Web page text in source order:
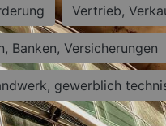
Vertrieb,
Banken, Versicherungen
gewerblich